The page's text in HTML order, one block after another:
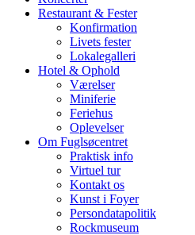
Restaurant & Fester
Konfirmation
Livets fester
Lokalegalleri
Hotel & Ophold
Værelser
Miniferie
Feriehus
Oplevelser
Om Fuglsøcentret
Praktisk info
Virtuel tur
Kontakt os
Kunst i Foyer
Persondatapolitik
Rockmuseum